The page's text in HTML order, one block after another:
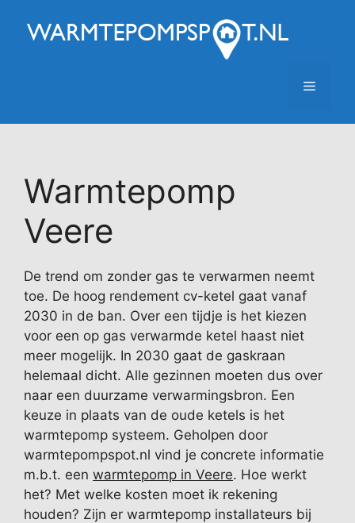
naar
Menu
Warmtepomp
Veere
De trend om zonder gas te verwarmen neemt
toe. De hoog rendement cv-ketel gaat vanaf
2030 in de ban. Over een tijdje is het kiezen
voor een op gas verwarmde ketel haast niet
meer mogelijk. In 2030 gaat de gaskraan
helemaal dicht. Alle gezinnen moeten dus over
naar een duurzame verwarmingsbron. Een
keuze in plaats van de oude ketels is het
warmtepomp systeem. Geholpen door
warmtepompspot.nl vind je concrete informatie
m.b.t. een warmtepomp in Veere. Hoe werkt
het? Met welke kosten moet ik rekening
houden? Zijn er warmtepomp installateurs bij